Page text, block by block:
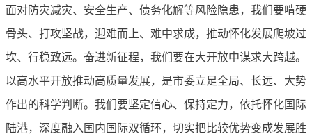
面对防灾减灾、安全生产、债务化解等风险隐患，我们要啃硬
骨头、打攻坚战，迎难而上、难中求成，推动怀化发展爬坡过
坎、行稳致远。奋进新征程，我们要在大开放中谋求大跨越。
以高水平开放推动高质量发展，是市委立足全局、长远、大势
作出的科学判断。我们要坚定信心、保持定力，依托怀化国际
陆港，深度融入国内国际双循环，切实把比较优势变成发展胜